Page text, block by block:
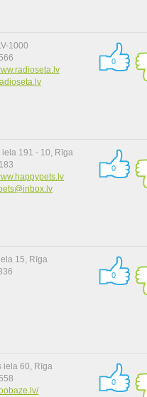
1000
0
iela 191 - 10, Rīga
0
15, Rīga
0
iela 60, Rīga
0